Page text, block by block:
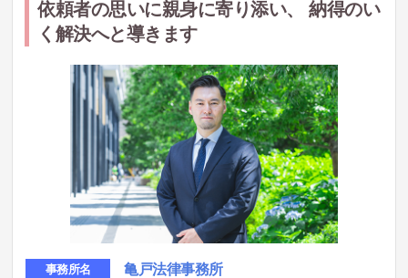
依頼者の思いに親身に寄り添い、 納得のい
く解決へと導きます
事務所名 亀戸法律事務所